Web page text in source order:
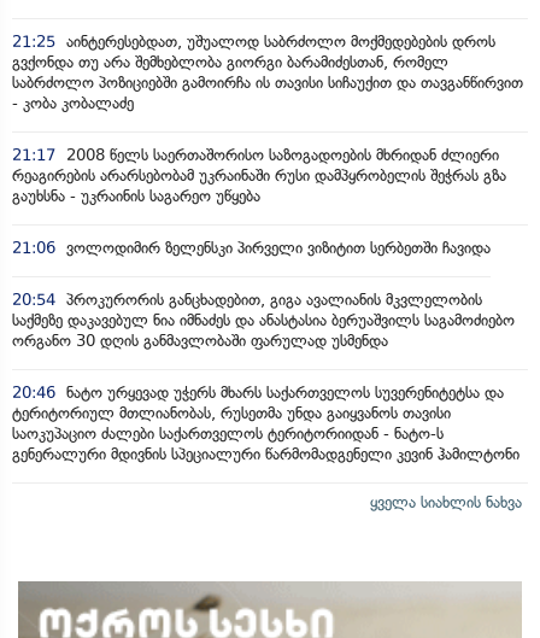
21:25 აინტერესებდათ, უშუალოდ საბრძოლო მოქმედებების დროს
გვქონდა თუ არა შემხებლობა გიორგი ბარამიძესთან, რომელ
საბრძოლო პოზიციებში გამოირჩა ის თავისი სიჩაუქით და თავგანწირვით
- კობა კობალაძე
21:17
2008 წელს საერთაშორისო საზოგადოების მხრიდან ძლიერი
რეაგირების არარსებობამ უკრაინაში რუსი დამპყრობელის შეჭრას გზა
გაუხსნა - უკრაინის საგარეო უწყება
21:06 ვოლოდიმირ ზელენსკი პირველი ვიზიტით სერბეთში ჩავიდა
20:54 პროკურორის განცხადებით, გიგა ავალიანის მკვლელობის
საქმეზე დაკავებულ ნია იმნაძეს და ანასტასია ბერუაშვილს საგამოძიებო
ორგანო 30 დღის განმავლობაში ფარულად უსმენდა
20:46 ნატო ურყევად უჭერს მხარს საქართველოს სუვერენიტეტსა და
ტერიტორიულ მთლიანობას, რუსეთმა უნდა გაიყვანოს თავისი
საოკუპაციო ძალები საქართველოს ტერიტორიიდან - ნატო-ს
გენერალური მდივნის სპეციალური წარმომადგენელი კევინ ჰამილტონი
ყველა სიახლის ნახვა